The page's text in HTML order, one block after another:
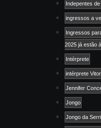
Indepentes
ingressos a
Ingressos
2025 já estão
Intérprete
intérprete
Jennifer
Jongo
Jongo da